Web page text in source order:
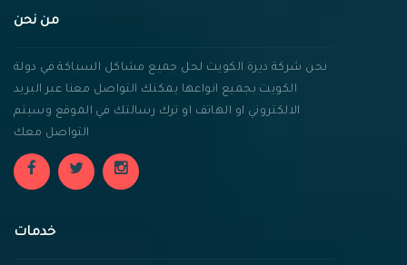
من نحن
نحن شركة ديرة الكويت لحل جميع مشاكل السباكة في دولة
الكويت بجميع انواعها يمكنك التواصل معنا عبر البريد
الالكتروني او الهاتف او ترك رسالتك في الموقع وسيتم
التواصل معك
خدمات